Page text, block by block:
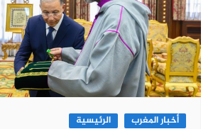
أخبار المغرب الرئيسية